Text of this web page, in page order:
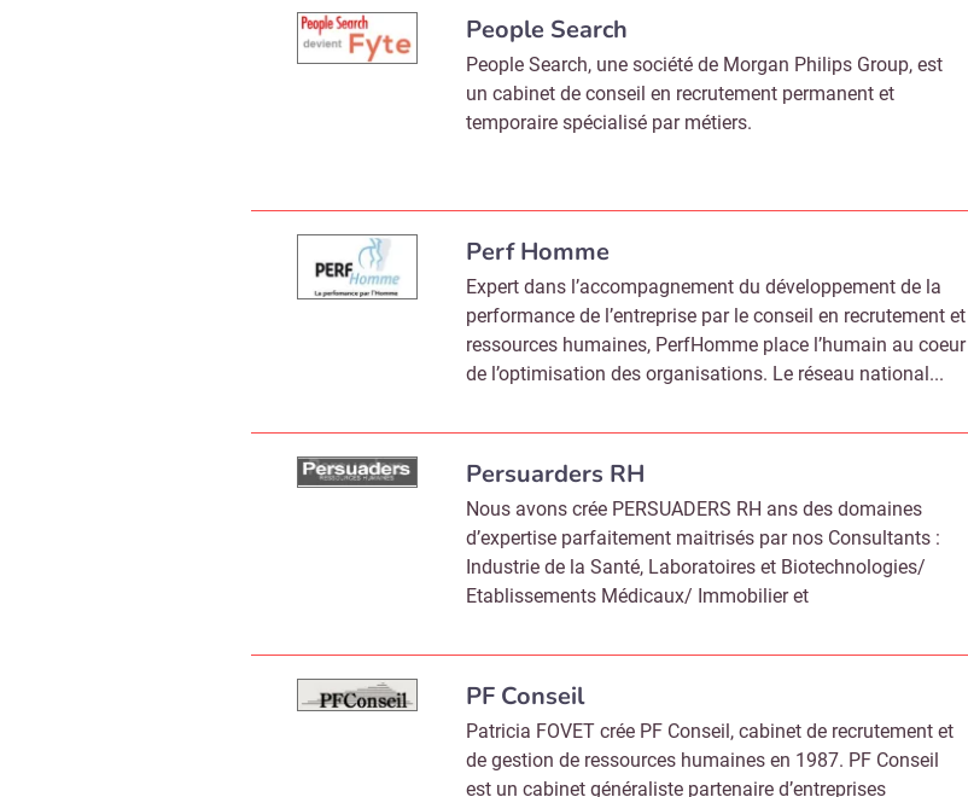
People Search
People Search, une société de Morgan Philips Group, est
un cabinet de conseil en recrutement permanent et
temporaire spécialisé par métiers.
Perf Homme
Expert dans l’accompagnement du développement de la
performance de l’entreprise par le conseil en recrutement et
ressources humaines, PerfHomme place l’humain au coeur
de l’optimisation des organisations. Le réseau national...
Persuarders RH
Nous avons crée PERSUADERS RH ans des domaines
d’expertise parfaitement maitrisés par nos Consultants :
Industrie de la Santé, Laboratoires et Biotechnologies/
Etablissements Médicaux/ Immobilier et
PF Conseil
Patricia FOVET crée PF Conseil, cabinet de recrutement et
de gestion de ressources humaines en 1987. PF Conseil
est un cabinet généraliste partenaire d’entreprises